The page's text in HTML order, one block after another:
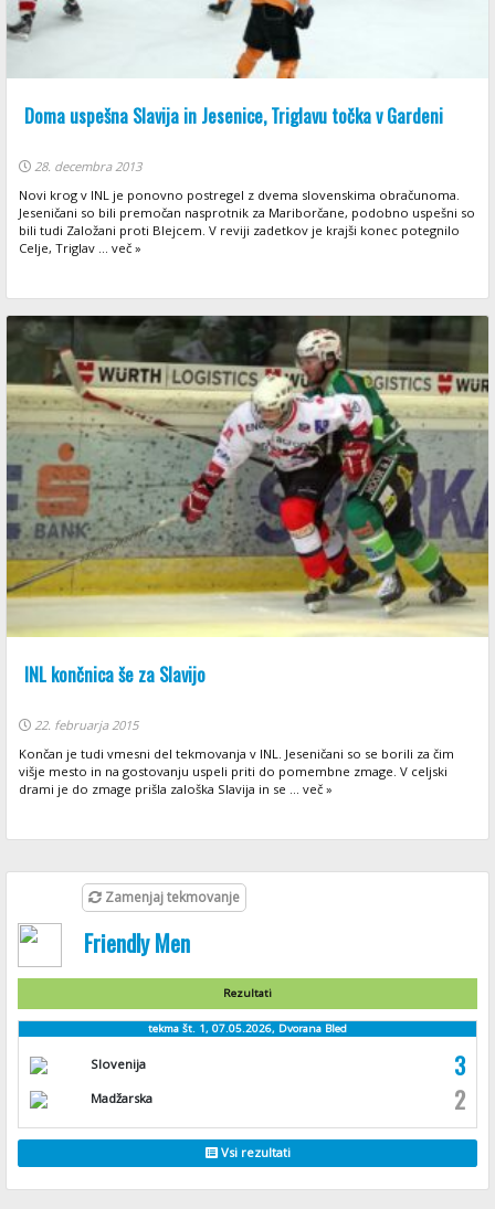
Doma uspešna Slavija in Jesenice, Triglavu točka v Gardeni
28. decembra 2013
Novi krog v INL je ponovno postregel z dvema slovenskima obračunoma.
Jeseničani so bili premočan nasprotnik za Mariborčane, podobno uspešni so
bili tudi Založani proti Blejcem. V reviji zadetkov je krajši konec potegnilo
Celje, Triglav ... več »
INL končnica še za Slavijo
22. februarja 2015
Končan je tudi vmesni del tekmovanja v INL. Jeseničani so se borili za čim
višje mesto in na gostovanju uspeli priti do pomembne zmage. V celjski
drami je do zmage prišla zaloška Slavija in se ... več »
Zamenjaj tekmovanje
Friendly Men
Rezultati
tekma št. 1, 07.05.2026, Dvorana Bled
Slovenija 3
Madžarska 2
Vsi rezultati